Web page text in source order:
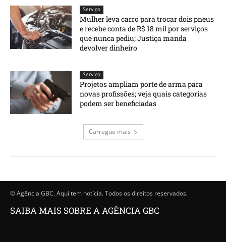
Serviço
Mulher leva carro para trocar dois pneus
e recebe conta de R$ 18 mil por serviços
que nunca pediu; Justiça manda
devolver dinheiro
Serviço
Projetos ampliam porte de arma para
novas profissões; veja quais categorias
podem ser beneficiadas
Carregue mais
© Agência GBC. Aqui tem notícia. Todos os direitos reservados.
SAIBA MAIS SOBRE A AGÊNCIA GBC